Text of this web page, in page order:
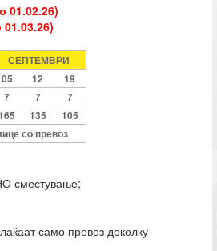
01.02.26)
СЕПТЕМВРИ
05 12
19
7 7
7
135
105
со превоз
сместување;
само превоз доколку